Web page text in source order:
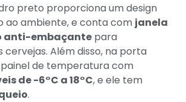
preto proporciona um design
ao ambiente, e conta com janela
anti-embaçante para
cervejas. Além disso, na porta
de temperatura com
de -6°C a 18°C, e ele tem
.